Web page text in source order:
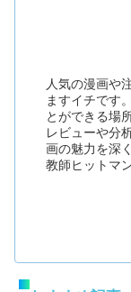
人気の漫画や
ますイチです
とができる場
レビューや分
画の魅力を深
教師ヒットマ